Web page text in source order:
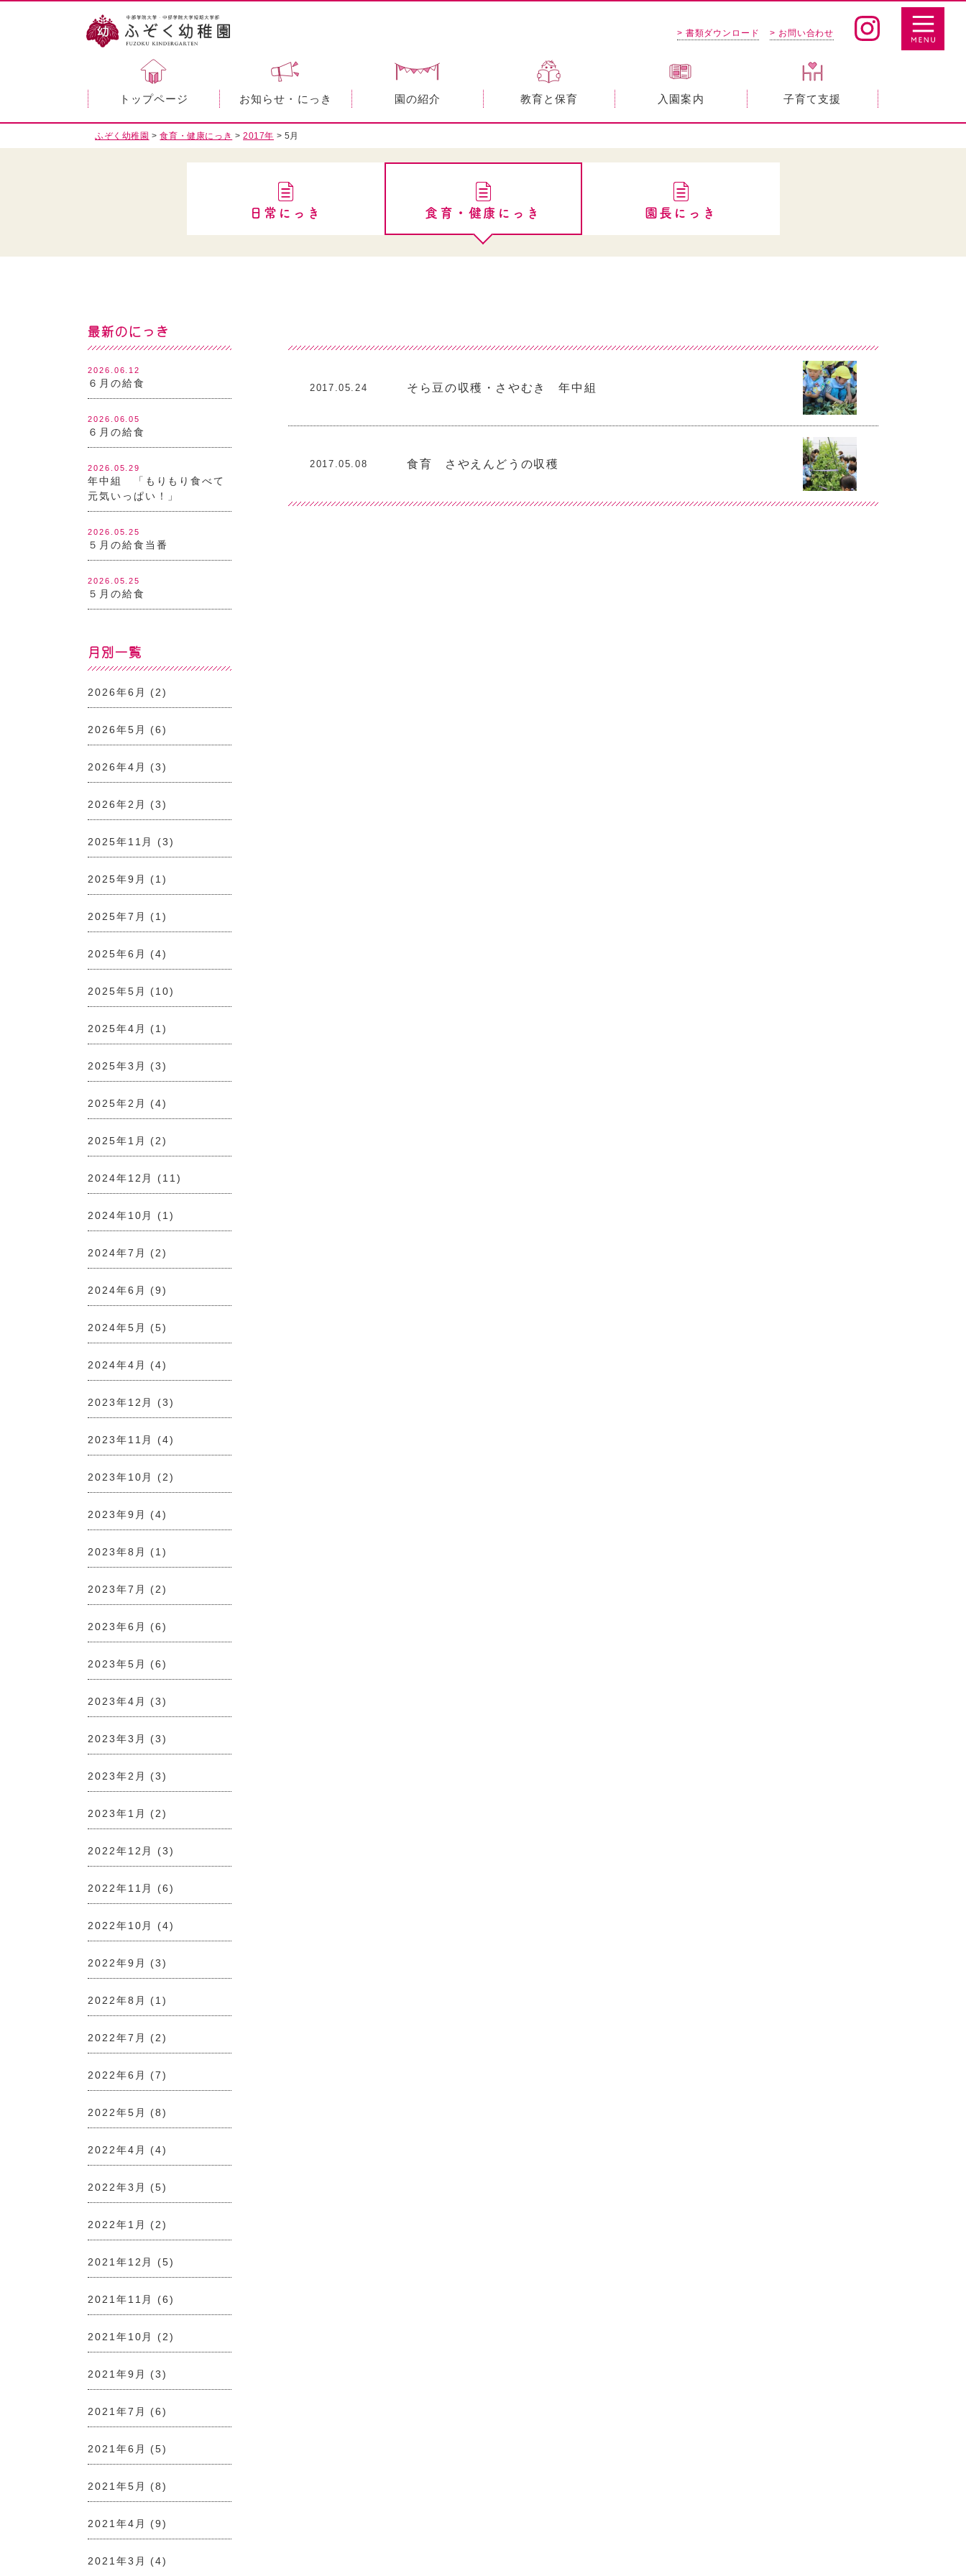
> 書類ダウンロード > お問い合わせ
トップページ お知らせ・にっき 園の紹介 教育と保育 入園案内 子育て支援
ふぞく幼稚園 >食育・健康にっき >2017年 > 5月
日常にっき 食育・健康にっき 園長にっき
最新のにっき
2026.06.12
６月の給食
2026.06.05
６月の給食
2026.05.29
年中組 「もりもり食べて
元気いっぱい！」
2026.05.25
５月の給食当番
2026.05.25
５月の給食
月別一覧
2026年6月 (2)
2026年5月 (6)
2026年4月 (3)
2026年2月 (3)
2025年11月 (3)
2025年9月 (1)
2025年7月 (1)
2025年6月 (4)
2025年5月 (10)
2025年4月 (1)
2025年3月 (3)
2025年2月 (4)
2025年1月 (2)
2024年12月 (11)
2024年10月 (1)
2024年7月 (2)
2024年6月 (9)
2024年5月 (5)
2024年4月 (4)
2023年12月 (3)
2023年11月 (4)
2023年10月 (2)
2023年9月 (4)
2023年8月 (1)
2023年7月 (2)
2023年6月 (6)
2023年5月 (6)
2023年4月 (3)
2023年3月 (3)
2023年2月 (3)
2023年1月 (2)
2022年12月 (3)
2022年11月 (6)
2022年10月 (4)
2022年9月 (3)
2022年8月 (1)
2022年7月 (2)
2022年6月 (7)
2022年5月 (8)
2022年4月 (4)
2022年3月 (5)
2022年1月 (2)
2021年12月 (5)
2021年11月 (6)
2021年10月 (2)
2021年9月 (3)
2021年7月 (6)
2021年6月 (5)
2021年5月 (8)
2021年4月 (9)
2021年3月 (4)
2017.05.24 そら豆の収穫・さやむき 年中組
2017.05.08 食育 さやえんどうの収穫